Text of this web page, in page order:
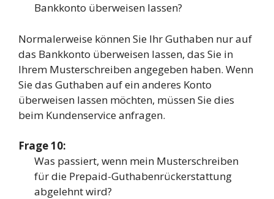
Bankkonto überweisen lassen?
Normalerweise können Sie Ihr Guthaben nur auf
das Bankkonto überweisen lassen, das Sie in
Ihrem Musterschreiben angegeben haben. Wenn
Sie das Guthaben auf ein anderes Konto
überweisen lassen möchten, müssen Sie dies
beim Kundenservice anfragen.
Frage 10:
Was passiert, wenn mein Musterschreiben
für die Prepaid-Guthabenrückerstattung
abgelehnt wird?